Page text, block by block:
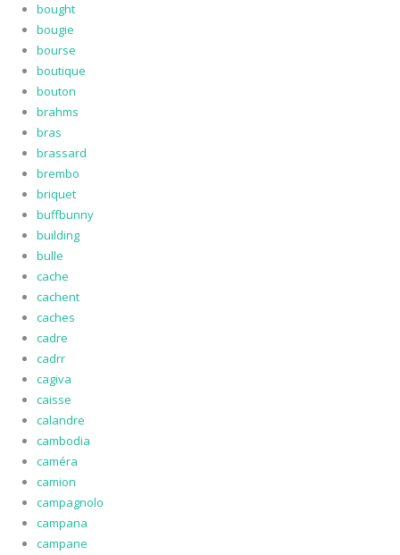
bought
bougie
bourse
boutique
bouton
brahms
bras
brassard
brembo
briquet
buffbunny
building
bulle
cache
cachent
caches
cadre
cadrr
cagiva
caisse
calandre
cambodia
caméra
camion
campagnolo
campana
campane